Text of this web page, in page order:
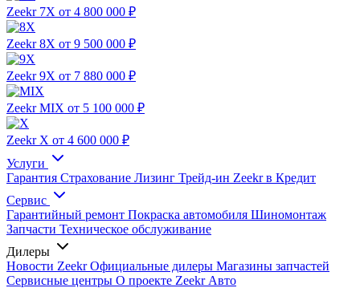
Zeekr 7X от 4 800 000 ₽
Zeekr 8X от 9 500 000 ₽
Zeekr 9X от 7 880 000 ₽
Zeekr MIX от 5 100 000 ₽
Zeekr X от 4 600 000 ₽
Услуги
Гарантия Страхование Лизинг Трейд-ин Zeekr в Кредит
Сервис
Гарантийный ремонт Покраска автомобиля Шиномонтаж
Запчасти Техническое обслуживание
Дилеры
Новости ZeekrОфициальные дилеры Магазины запчастей
Сервисные центры О проекте Zeekr Авто